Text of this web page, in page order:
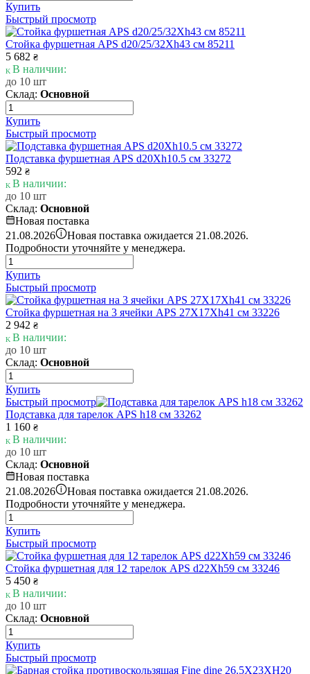
Купить
Быстрый просмотр
Стойка фуршетная APS d20/25/32Xh43 см 85211
5 682 ₴
В наличии:
до 10 шт
Склад: Основной
Купить
Быстрый просмотр
Подставка фуршетная APS d20Xh10.5 см 33272
592 ₴
В наличии:
до 10 шт
Склад: Основной
Новая поставка
21.08.2026 i Новая поставка ожидается 21.08.2026.
Подробности уточняйте у менеджера.
Купить
Быстрый просмотр
Стойка фуршетная на 3 ячейки APS 27X17Xh41 см 33226
2 942 ₴
В наличии:
до 10 шт
Склад: Основной
Купить
Быстрый просмотр
Подставка для тарелок APS h18 см 33262
1 160 ₴
В наличии:
до 10 шт
Склад: Основной
Новая поставка
21.08.2026 i Новая поставка ожидается 21.08.2026.
Подробности уточняйте у менеджера.
Купить
Быстрый просмотр
Стойка фуршетная для 12 тарелок APS d22Xh59 см 33246
5 450 ₴
В наличии:
до 10 шт
Склад: Основной
Купить
Быстрый просмотр